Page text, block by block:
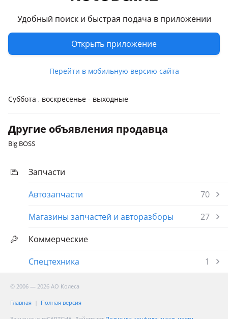
Удобный поиск и быстрая подача в приложении
Открыть приложение
Перейти в мобильную версию сайта
Фары.
Перевести
Режим работы
Суббота , воскресенье - выходные
Другие объявления продавца
Big BOSS
Запчасти
Автозапчасти
70
Магазины запчастей и авторазборы
27
Коммерческие
Спецтехника
1
© 2006 — 2026 АО Колеса
Главная Полная версия